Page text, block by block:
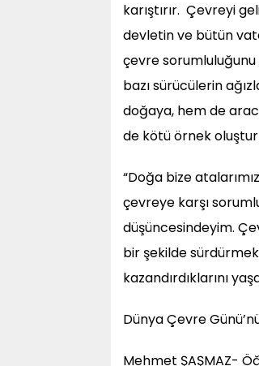
karıştırır. Çevreyi
devletin ve bütün
çevre
bazı sürücülerin
doğaya, hem de
de kötü örnek
“Doğa bize
çevreye karşı
düşüncesindeyim.
bir şekilde
kazandırdıklarını
Dünya Çevre
Mehmet ŞAŞMAZ-